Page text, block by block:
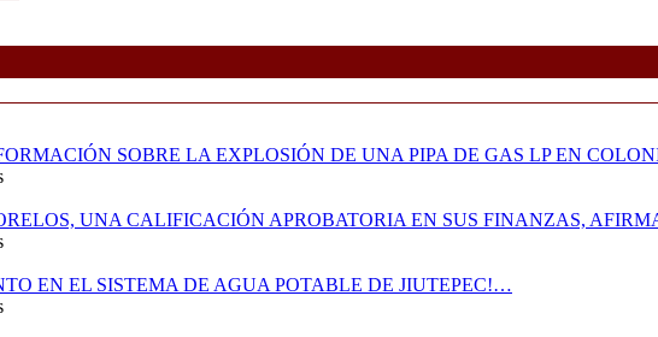
SOBRE LA EXPLOSIÓN DE UNA PIPA DE GAS LP EN
UNA CALIFICACIÓN APROBATORIA EN SUS FINANZAS,
EN EL SISTEMA DE AGUA POTABLE DE JIUTEPEC!…